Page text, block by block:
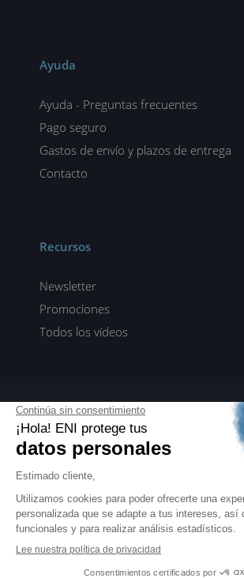
Ayuda
Ayuda - Preguntas frecuentes
Pago seguro
Gastos de envío y plazos de entrega
Contacto
Recursos
Newsletter
Promociones
Todos los vídeos
ENI elearning
E-formaciones en 5 idiomas
Manuales para profesionales de la formación
EDITIONS ENI